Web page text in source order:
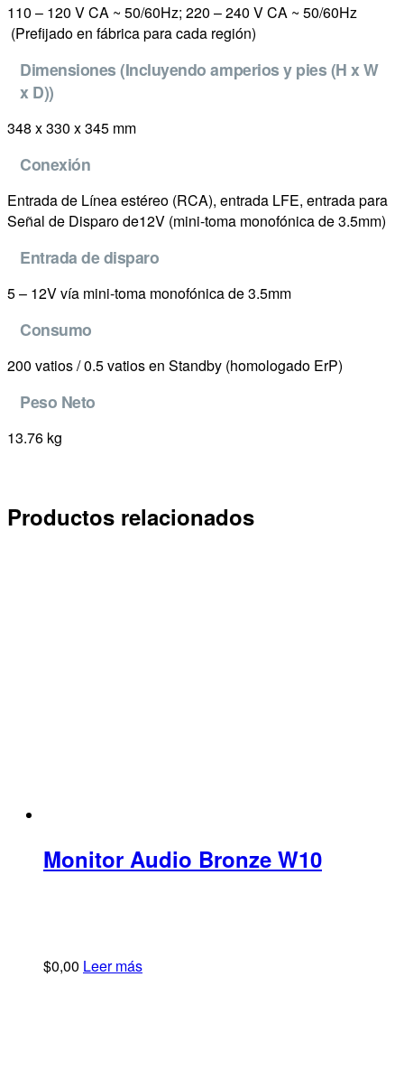
110 – 120 V CA ~ 50/60Hz; 220 – 240 V CA ~ 50/60Hz
(Prefijado en fábrica para cada región)
Dimensiones (Incluyendo amperios y pies (H x W
x D))
348 x 330 x 345 mm
Conexión
Entrada de Línea estéreo (RCA), entrada LFE, entrada para
Señal de Disparo de12V (mini-toma monofónica de 3.5mm)
Entrada de disparo
5 – 12V vía mini-toma monofónica de 3.5mm
Consumo
200 vatios / 0.5 vatios en Standby (homologado ErP)
Peso Neto
13.76 kg
Productos relacionados
Monitor Audio Bronze W10
$0,00 Leer más